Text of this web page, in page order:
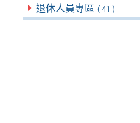
退休人員專區 ( 41 )